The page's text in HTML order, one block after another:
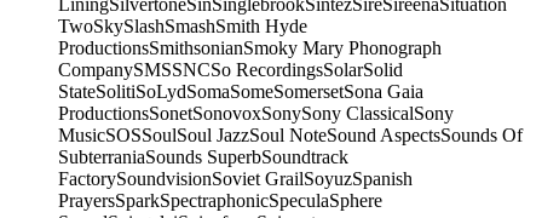
LiningSilvertoneSinSinglebrookSintezSireSireenaSituation
TwoSkySlashSmashSmith Hyde
ProductionsSmithsonianSmoky Mary Phonograph
CompanySMSSNCSo RecordingsSolarSolid
StateSolitiSoLydSomaSomeSomersetSona Gaia
ProductionsSonetSonovoxSonySony ClassicalSony
MusicSOSSoulSoul JazzSoul NoteSound AspectsSounds Of
SubterraniaSounds SuperbSoundtrack
FactorySoundvisionSoviet GrailSoyuzSpanish
PrayersSparkSpectraphonicSpeculaSphere